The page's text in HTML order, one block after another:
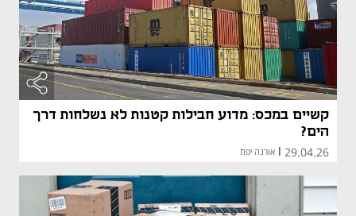
קשיים במכס: מדוע חבילות קטנות לא נשלחות דרך
הים?
29.04.26 אורנה יפת